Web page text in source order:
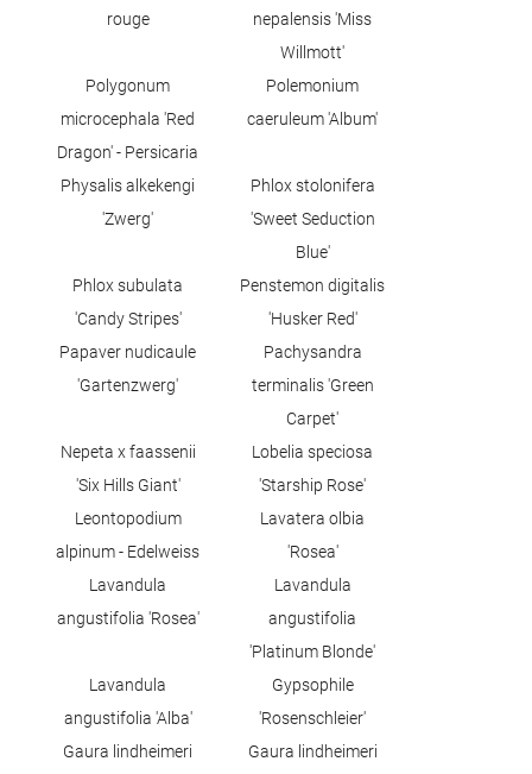
rouge
nepalensis 'Miss
Willmott'
Polygonum
microcephala 'Red
Dragon' - Persicaria
Polemonium
caeruleum 'Album'
Physalis alkekengi
'Zwerg'
Phlox stolonifera
'Sweet Seduction
Blue'
Phlox subulata
'Candy Stripes'
Penstemon digitalis
'Husker Red'
Papaver nudicaule
'Gartenzwerg'
Pachysandra
terminalis 'Green
Carpet'
Nepeta x faassenii
'Six Hills Giant'
Lobelia speciosa
'Starship Rose'
Leontopodium
alpinum - Edelweiss
Lavatera olbia
'Rosea'
Lavandula
angustifolia 'Rosea'
Lavandula
angustifolia
'Platinum Blonde'
Lavandula
angustifolia 'Alba'
Gypsophile
'Rosenschleier'
Gaura lindheimeri
Gaura lindheimeri